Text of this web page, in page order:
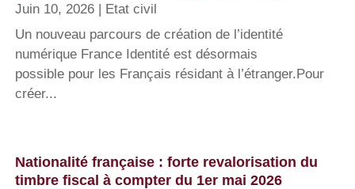
Juin 10, 2026 | Etat civil
Un nouveau parcours de création de l’identité
numérique France Identité est désormais
possible pour les Français résidant à l’étranger.Pour
créer...
Nationalité française : forte revalorisation du
timbre fiscal à compter du 1er mai 2026